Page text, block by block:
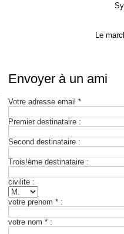
Le
Envoyer à un ami
Votre adresse email *
Premier destinataire :
Second destinataire :
Trois!ème destinataire :
civilite :
votre prenom * :
votre nom * :